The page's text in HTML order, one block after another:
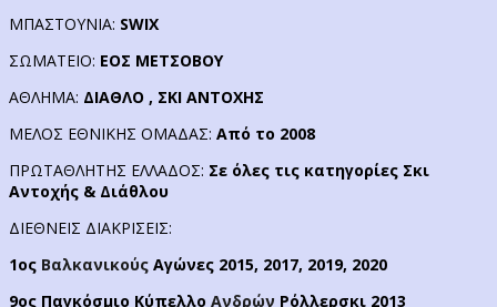
ΜΠΑΣΤΟΥΝΙΑ: SWIX
ΣΩΜΑΤΕΙΟ: ΕΟΣ ΜΕΤΣΟΒΟΥ
ΑΘΛΗΜΑ: ΔΙΑΘΛΟ , ΣΚΙ ΑΝΤΟΧΗΣ
ΜΕΛΟΣ ΕΘΝΙΚΗΣ ΟΜΑΔΑΣ: Από το 2008
ΠΡΩΤΑΘΛΗΤΗΣ ΕΛΛΑΔΟΣ: Σε όλες τις κατηγορίες Σκι
Αντοχής & Διάθλου
ΔΙΕΘΝΕΙΣ ΔΙΑΚΡΙΣΕΙΣ:
1ος Βαλκανικούς Αγώνες 2015, 2017, 2019, 2020
9ος Παγκόσμιο Κύπελλο Ανδρών Ρόλλερσκι 2013